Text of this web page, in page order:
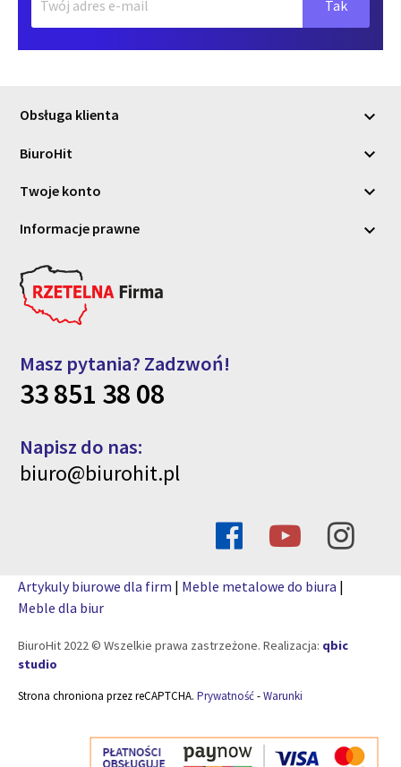
Obsługa klienta 
BiuroHit 
Twoje konto 
Informacje prawne 
Masz pytania? Zadzwoń!
33 851 38 08
Napisz do nas:
biuro@biurohit.pl
Artykuly biurowe dla firm | Meble metalowe do biura |
Meble dla biur
BiuroHit 2022 © Wszelkie prawa zastrzeżone. Realizacja: qbic
studio
Strona chroniona przez reCAPTCHA. Prywatność-Warunki